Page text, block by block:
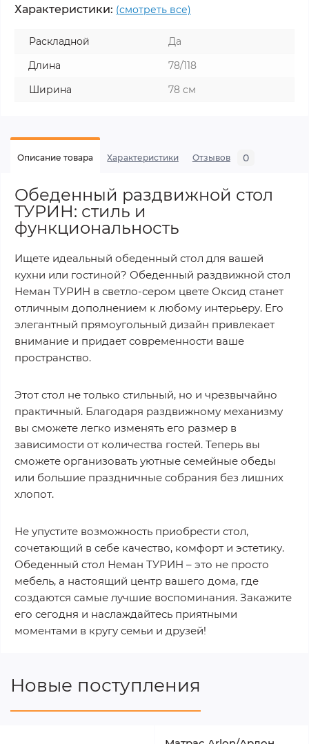
Характеристики: (смотреть все)
Раскладной
Да
Длина
78/118
Ширина
78 см
Описание товара Характеристики Отзывов 0
Обеденный раздвижной стол
ТУРИН: стиль и
функциональность
Ищете идеальный обеденный стол для вашей
кухни или гостиной? Обеденный раздвижной стол
Неман ТУРИН в светло-сером цвете Оксид станет
отличным дополнением к любому интерьеру. Его
элегантный прямоугольный дизайн привлекает
внимание и придает современности ваше
пространство.
Этот стол не только стильный, но и чрезвычайно
практичный. Благодаря раздвижному механизму
вы сможете легко изменять его размер в
зависимости от количества гостей. Теперь вы
сможете организовать уютные семейные обеды
или большие праздничные собрания без лишних
хлопот.
Не упустите возможность приобрести стол,
сочетающий в себе качество, комфорт и эстетику.
Обеденный стол Неман ТУРИН – это не просто
мебель, а настоящий центр вашего дома, где
создаются самые лучшие воспоминания. Закажите
его сегодня и наслаждайтесь приятными
моментами в кругу семьи и друзей!
Новые поступления